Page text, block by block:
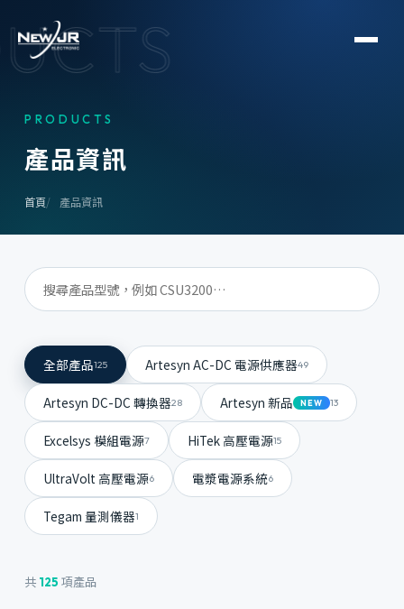
PRODUCTS
產品資訊
首頁 產品資訊
全部產品125 Artesyn AC-DC 電源供應器49
Artesyn DC-DC 轉換器28 Artesyn 新品 NEW 13
Excelsys 模組電源7 HiTek 高壓電源15
UltraVolt 高壓電源6 電漿電源系統6
Tegam 量測儀器1
共 125 項產品